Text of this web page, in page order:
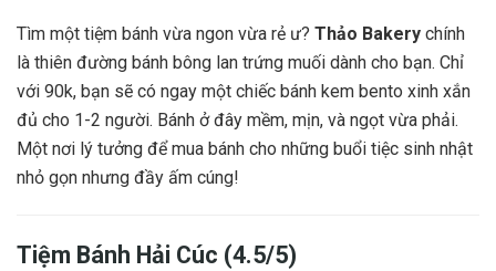
Tìm một tiệm bánh vừa ngon vừa rẻ ư? Thảo Bakery chính
là thiên đường bánh bông lan trứng muối dành cho bạn. Chỉ
với 90k, bạn sẽ có ngay một chiếc bánh kem bento xinh xắn
đủ cho 1-2 người. Bánh ở đây mềm, mịn, và ngọt vừa phải.
Một nơi lý tưởng để mua bánh cho những buổi tiệc sinh nhật
nhỏ gọn nhưng đầy ấm cúng!
Tiệm Bánh Hải Cúc (4.5/5)